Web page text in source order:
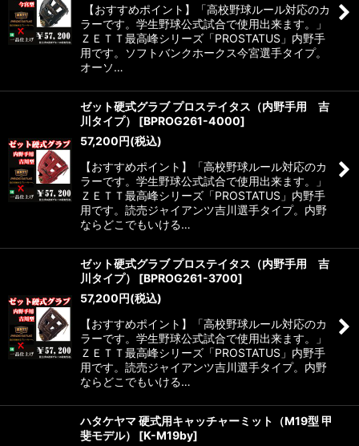
【おすすめポイント】「高校野球ルール対応のカ
ラーです。学生野球公式試合で使用出来ます。」
ＺＥＴＴ最高峰シリーズ「PROSTATUS」内野手
用です。ソフトバンクホークス今宮選手タイプ。
オーソ…
ゼット硬式グラブ プロステイタス（内野手用 吉
川タイプ）
[BPROG261-4000]
57,200円(税込)
【おすすめポイント】「高校野球ルール対応のカ
ラーです。学生野球公式試合で使用出来ます。」
ＺＥＴＴ最高峰シリーズ「PROSTATUS」内野手
用です。読売ジャイアンツ吉川選手タイプ。内野
ならどこでもいける…
ゼット硬式グラブ プロステイタス（内野手用 吉
川タイプ）
[BPROG261-3700]
57,200円(税込)
【おすすめポイント】「高校野球ルール対応のカ
ラーです。学生野球公式試合で使用出来ます。」
ＺＥＴＴ最高峰シリーズ「PROSTATUS」内野手
用です。読売ジャイアンツ吉川選手タイプ。内野
ならどこでもいける…
ハタケヤマ 硬式用キャッチャーミット（M19型 甲
斐モデル）
[K-M19by]